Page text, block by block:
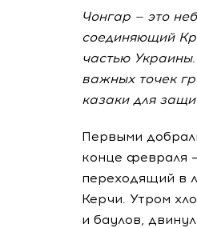
Чонгар — это
соединяющий
частью
важных точек
казаки для
Первыми
конце февраля
переходящий в
Керчи. Утром
и баулов,